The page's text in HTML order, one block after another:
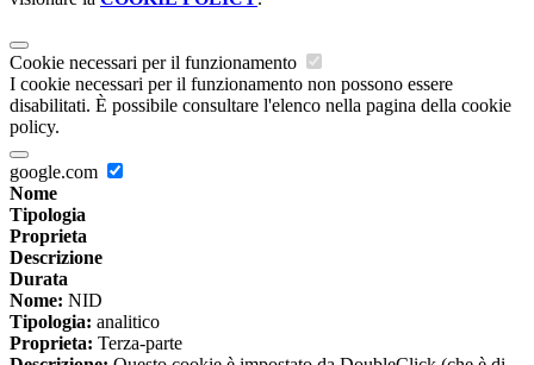
Cookie necessari per il funzionamento
I cookie necessari per il funzionamento non possono essere
disabilitati. È possibile consultare l'elenco nella pagina della cookie
policy.
google.com
Nome
Tipologia
Proprieta
Descrizione
Durata
Nome: NID
Tipologia: analitico
Proprieta: Terza-parte